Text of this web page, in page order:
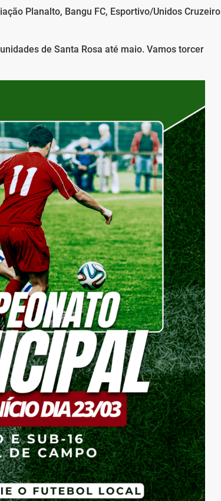
Planalto, Bangu FC, Esportivo/Unidos Cruzeiro
de Santa Rosa até maio. Vamos torcer